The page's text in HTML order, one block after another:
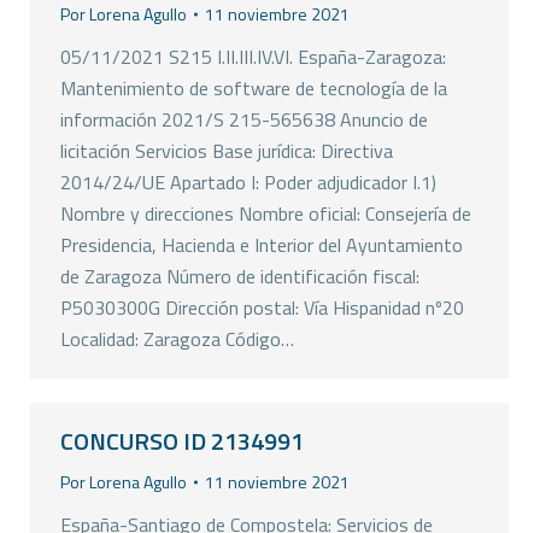
PorLorena Agullo 11 noviembre 2021
05/11/2021 S215 I.II.III.IV.VI. España-Zaragoza:
Mantenimiento de software de tecnología de la
información 2021/S 215-565638 Anuncio de
licitación Servicios Base jurídica: Directiva
2014/24/UE Apartado I: Poder adjudicador I.1)
Nombre y direcciones Nombre oficial: Consejería de
Presidencia, Hacienda e Interior del Ayuntamiento
de Zaragoza Número de identificación fiscal:
P5030300G Dirección postal: Vía Hispanidad nº20
Localidad: Zaragoza Código…
CONCURSO ID 2134991
PorLorena Agullo 11 noviembre 2021
España-Santiago de Compostela: Servicios de